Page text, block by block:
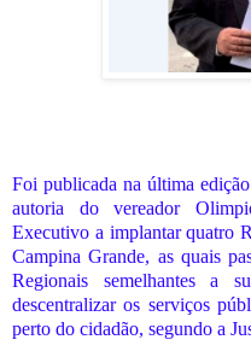
Foi publicada na última
autoria do vereador
Executivo a implantar quatro
Campina Grande, as quais
Regionais semelhantes a
descentralizar os serviços
perto do cidadão, segundo a